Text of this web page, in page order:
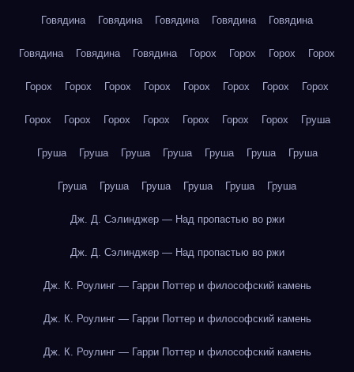
Говядина Говядина Говядина Говядина Говядина
Говядина Говядина Говядина Горох Горох Горох Горох
Горох Горох Горох Горох Горох Горох Горох Горох
Горох Горох Горох Горох Горох Горох Горох Груша
Груша Груша Груша Груша Груша Груша Груша
Груша Груша Груша Груша Груша Груша
Дж. Д. Сэлинджер — Над пропастью во ржи
Дж. Д. Сэлинджер — Над пропастью во ржи
Дж. К. Роулинг — Гарри Поттер и философский камень
Дж. К. Роулинг — Гарри Поттер и философский камень
Дж. К. Роулинг — Гарри Поттер и философский камень